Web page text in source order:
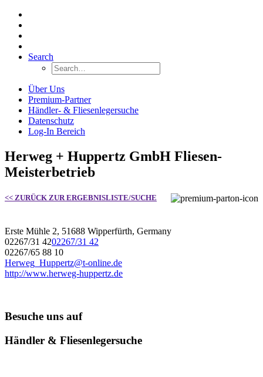
Search
Über Uns
Premium-Partner
Händler- & Fliesenlegersuche
Datenschutz
Log-In Bereich
Herweg + Huppertz GmbH Fliesen-
Meisterbetrieb
<< ZURÜCK ZUR ERGEBNISLISTE/SUCHE
Erste Mühle 2, 51688 Wipperfürth, Germany
02267/31 4202267/31 42
02267/65 88 10
Herweg_Huppertz@t-online.de
http://www.herweg-huppertz.de
Besuche uns auf
Händler & Fliesenlegersuche